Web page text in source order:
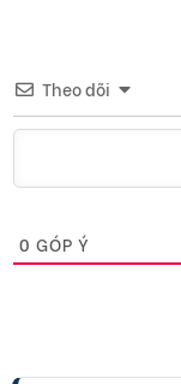
Theo dõi
0 GÓP Ý